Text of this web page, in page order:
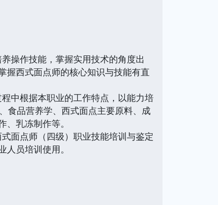
操作技能，掌握实用技术的角度出
握西式面点师的核心知识与技能有直
中根据本职业的工作特点，以能力培
食品营养学、西式面点主要原料、成
乳冻制作等。
面点师（四级）职业技能培训与鉴定
员培训使用。